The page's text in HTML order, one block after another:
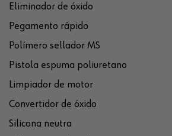
Eliminador de óxido
Pegamento rápido
Polímero sellador MS
Pistola espuma poliuretano
Limpiador de motor
Convertidor de óxido
Silicona neutra